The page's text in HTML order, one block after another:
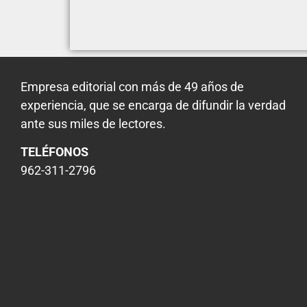
Empresa editorial con más de 49 años de
experiencia, que se encarga de difundir la verdad
ante sus miles de lectores.
TELÉFONOS
962-311-2796